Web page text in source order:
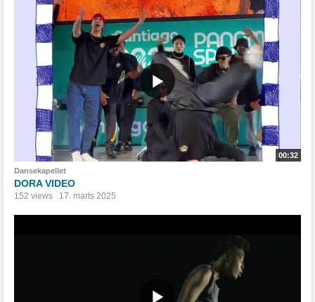
00:32
Dansekapellet
DORA VIDEO
152 views 17. marts 2025